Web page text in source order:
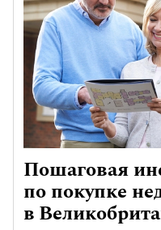
Пошаговая
по покупке
в